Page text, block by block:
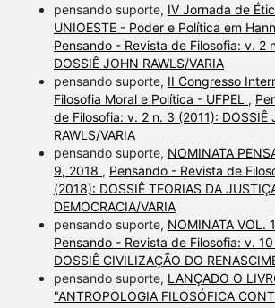
pensando suporte, IV Jornada de
UNIOESTE - Poder e Política em
Pensando - Revista de Filosofia: v. 2
DOSSIÊ JOHN RAWLS/VARIA
pensando suporte, II Congresso
Filosofia Moral e Política - UFPEL ,
de Filosofia: v. 2 n. 3 (2011): DOSSIÊ
RAWLS/VARIA
pensando suporte, NOMINATA
9, 2018 , Pensando - Revista de
(2018): DOSSIÊ TEORIAS DA
DEMOCRACIA/VARIA
pensando suporte, NOMINATA VOL.
Pensando - Revista de Filosofia: v.
DOSSIÊ CIVILIZAÇÃO DO
pensando suporte, LANÇADO O
"ANTROPOLOGIA FILOSÓFICA